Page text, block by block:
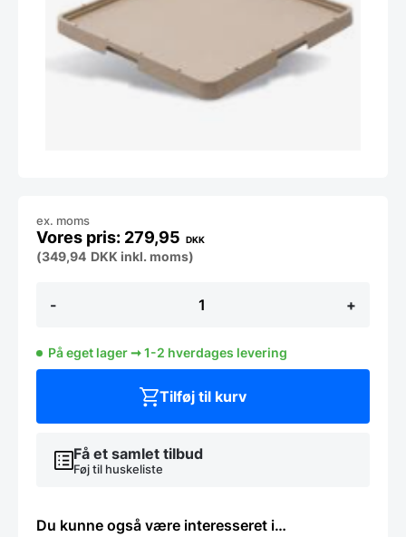
-
50x50
antal
+
279,95 DKK
ex. moms
(349,94 DKK inkl. moms)
På eget lager ➞ 1-2 hverdages levering
Få et samlet tilbud
Føj til huskeliste
Tilføj til kurv
Du kunne også være interesseret i…